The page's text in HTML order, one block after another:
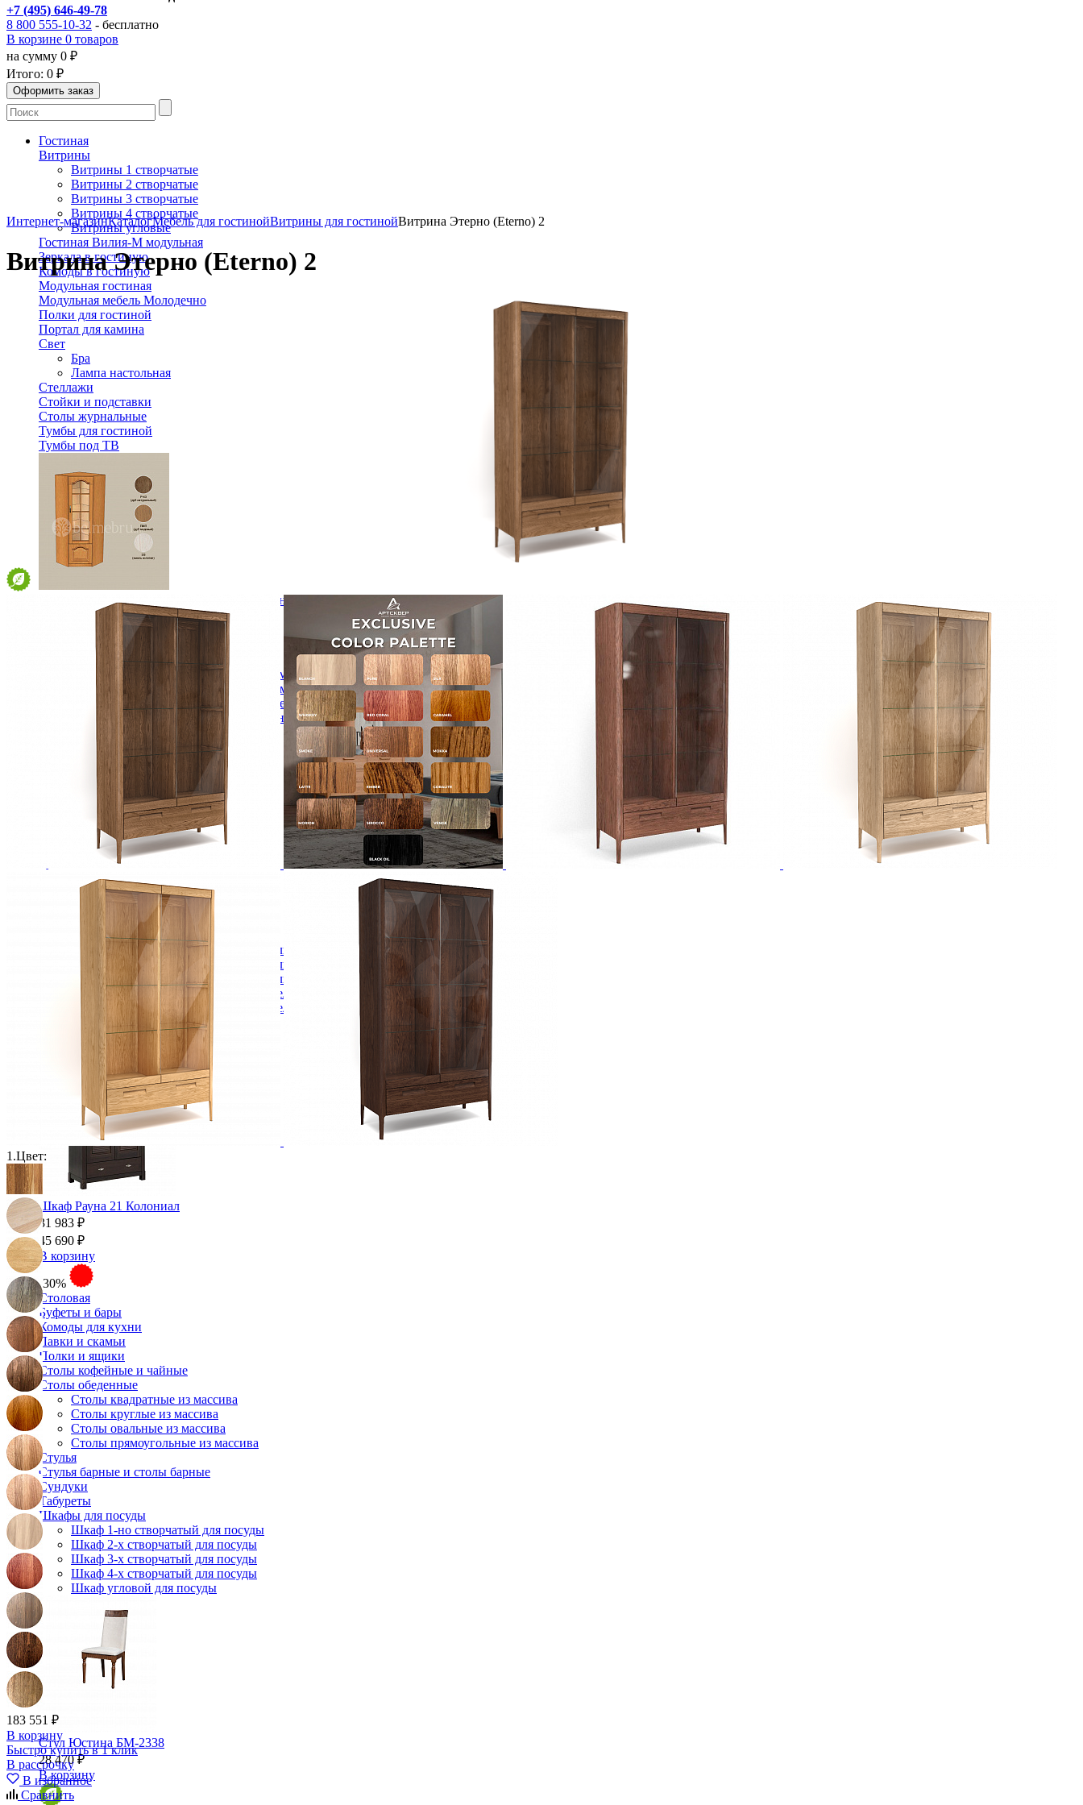
+7 (495) 646-49-78
8 800 555-10-32 - бесплатно
В корзине 0 товаров
на сумму 0 ₽
Итого: 0 ₽
Гостиная
Витрины
Витрины 1 створчатые
Витрины 2 створчатые
Витрины 3 створчатые
Витрины 4 створчатые
Витрины угловые
Гостиная Вилия-М модульная
Зеркала в гостиную
Комоды в гостиную
Модульная гостиная
Модульная мебель Молодечно
Полки для гостиной
Портал для камина
Свет
Бра
Лампа настольная
Стеллажи
Стойки и подставки
Столы журнальные
Тумбы для гостиной
Тумбы под ТВ
Модульная гостиная Вилия-М Шкаф комбинированный №10 ГС
Деревянные кровати с подъемным механизмом
Кровати односпальные с подъемным механизмом
Кровати двуспальные с подъемным механизмом
Кровати полутороспальные с подъемным механизмом
Кровати двуспальные
Кровати металлические
Кровати односпальные
Кровати полутороспальные
Решетки и настилы под матрас
Спальные гарнитуры
Туалетные столики
Тумбы прикроватные
Шкафы для одежды
Антресоли на шкаф
Полки и ящики в шкаф для одежды
Шкаф 1-дверный для одежды и белья
Шкафы 2-х дверные для одежды и белья
Шкафы 3-х дверные для одежды и белья
Шкафы 4-х дверные для одежды и белья
Шкафы 5-ти дверные для одежды и белья
Шкафы 6-ти дверные для одежды и белья
Шкафы купе для одежды и белья
Шкафы угловые для одежды и белья
Ящики и короба
Шкаф Рауна 21 Колониал
31 983 ₽
45 690 ₽
В корзину
-30%
Столовая
Буфеты и бары
Комоды для кухни
Лавки и скамьи
Полки и ящики
Столы кофейные и чайные
Столы обеденные
Столы квадратные из массива
Столы круглые из массива
Столы овальные из массива
Столы прямоугольные из массива
Стулья
Стулья барные и столы барные
Сундуки
Табуреты
Шкафы для посуды
Шкаф 1-но створчатый для посуды
Шкаф 2-х створчатый для посуды
Шкаф 3-х створчатый для посуды
Шкаф 4-х створчатый для посуды
Шкаф угловой для посуды
Стул Юстина БМ-2338
28 470 ₽
В корзину
Интернет-магазинКаталогМебель для гостинойВитрины для гостинойВитрина Этерно (Eterno) 2
Витрина Этерно (Eterno) 2
1.Цвет:
183 551 ₽
В корзину
Быстро купить в 1 клик
В рассрочку
В избранное
Сравнить